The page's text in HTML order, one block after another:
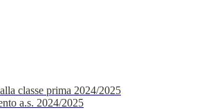
classe prima 2024/2025
a.s. 2024/2025